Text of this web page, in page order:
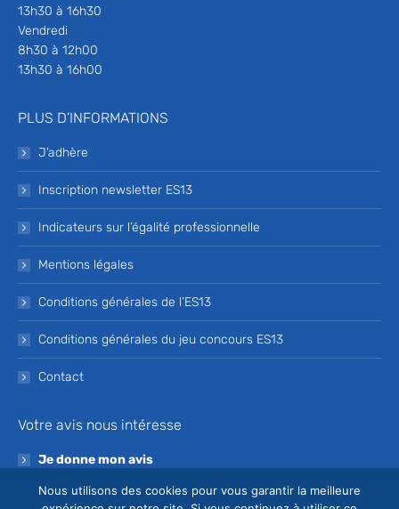
13h30 à 16h30
Vendredi
8h30 à 12h00
13h30 à 16h00
PLUS D’INFORMATIONS
J’adhère
Inscription newsletter ES13
Indicateurs sur l’égalité professionnelle
Mentions légales
Conditions générales de l’ES13
Conditions générales du jeu concours ES13
Contact
Votre avis nous intéresse
Je donne mon avis
Nous utilisons des cookies pour vous garantir la meilleure